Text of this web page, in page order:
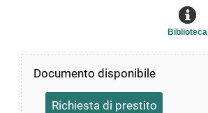
Biblioteca
Documento disponibile
Richiesta di prestito